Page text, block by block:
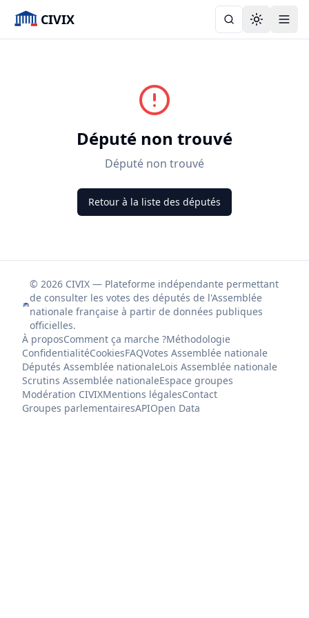
CIVIX Toggle
Député non trouvé
Député non trouvé
Retour à la liste des députés
© 2026 CIVIX — Plateforme indépendante permettant
de consulter les votes des députés de l'Assemblée
nationale française à partir de données publiques
officielles.
À proposComment ça marche ?Méthodologie
ConfidentialitéCookiesFAQVotes Assemblée nationale
Députés Assemblée nationaleLois Assemblée nationale
Scrutins Assemblée nationaleEspace groupes
Modération CIVIXMentions légalesContact
Groupes parlementairesAPIOpen Data